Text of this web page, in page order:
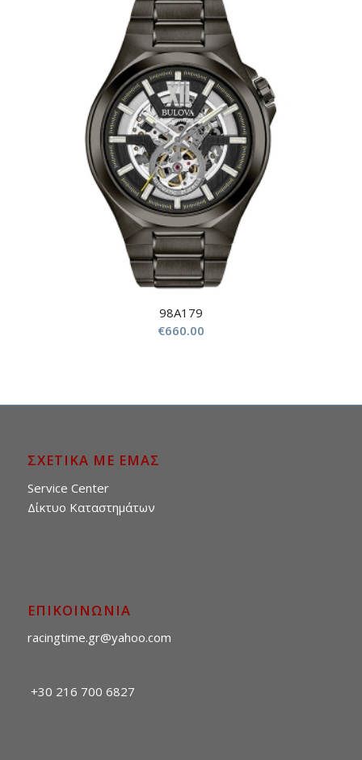
98A179
€660.00
ΣΧΕΤΙΚΑ ΜΕ ΕΜΑΣ
Service Center
Δίκτυο Καταστημάτων
ΕΠΙΚΟΙΝΩΝΙΑ
racingtime.gr@yahoo.com
+30 216 700 6827